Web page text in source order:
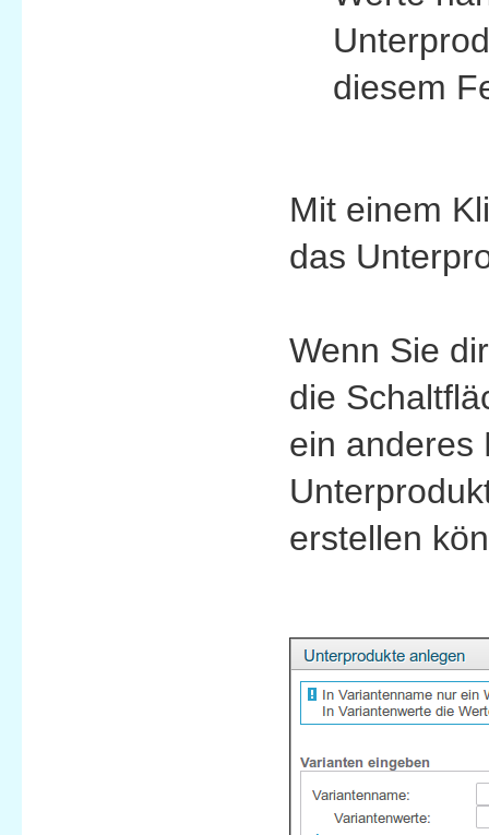
diesem
Mit einem
das
Wenn Sie
die
ein anderes
erstellen